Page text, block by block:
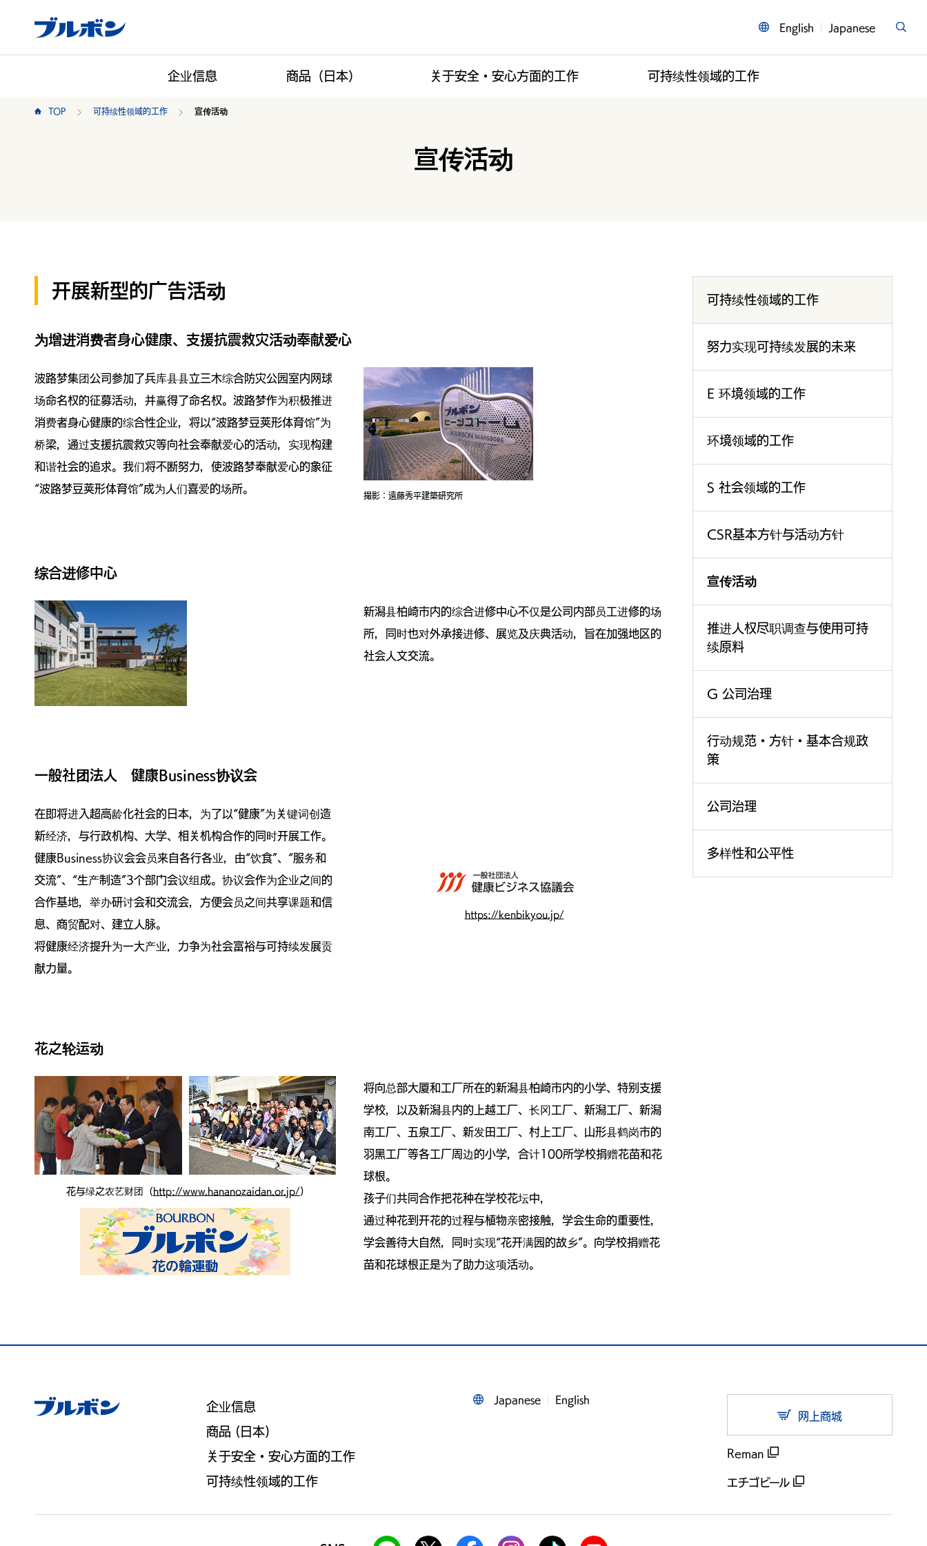
English Japanese
企业信息 商品（日本） 关于安全・安心方面的工作 可持续性领域的工作
TOP 可持续性领域的工作 宣传活动
宣传活动
开展新型的广告活动
为增进消费者身心健康、支援抗震救灾活动奉献爱心
撮影：遠藤秀平建築研究所
波路梦集团公司参加了兵库县县立三木综合防灾公园室内网球
场命名权的征募活动，并赢得了命名权。波路梦作为积极推进
消费者身心健康的综合性企业，将以“波路梦豆荚形体育馆”为
桥梁，通过支援抗震救灾等向社会奉献爱心的活动，实现构建
和谐社会的追求。我们将不断努力，使波路梦奉献爱心的象征
“波路梦豆荚形体育馆”成为人们喜爱的场所。
综合进修中心
新潟县柏崎市内的综合进修中心不仅是公司内部员工进修的场
所，同时也对外承接进修、展览及庆典活动，旨在加强地区的
社会人文交流。
一般社团法人 健康Business协议会
https://kenbikyou.jp/
在即将进入超高龄化社会的日本，为了以“健康”为关键词创造
新经济，与行政机构、大学、相关机构合作的同时开展工作。
健康Business协议会会员来自各行各业，由“饮食”、“服务和
交流”、“生产制造”3个部门会议组成。协议会作为企业之间的
合作基地，举办研讨会和交流会，方便会员之间共享课题和信
息、商贸配对、建立人脉。
将健康经济提升为一大产业，力争为社会富裕与可持续发展贡
献力量。
花之轮运动
花与绿之农艺财团 （ http://www.hananozaidan.or.jp/)
将向总部大厦和工厂所在的新潟县柏崎市内的小学、特别支援
学校，以及新潟县内的上越工厂、长冈工厂、新潟工厂、新潟
南工厂、五泉工厂、新发田工厂、村上工厂、山形县鹤岗市的
羽黑工厂等各工厂周边的小学，合计100所学校捐赠花苗和花
球根。
孩子们共同合作把花种在学校花坛中，
通过种花到开花的过程与植物亲密接触，学会生命的重要性，
学会善待大自然，同时实现“花开满园的故乡”。向学校捐赠花
苗和花球根正是为了助力这项活动。
可持续性领域的工作
努力实现可持续发展的未来
E 环境领域的工作
环境领域的工作
S 社会领域的工作
CSR基本方针与活动方针
宣传活动
推进人权尽职调查与使用可持
续原料
G 公司治理
行动规范・方针・基本合规政
策
公司治理
多样性和公平性
企业信息
商品 (日本)
关于安全・安心方面的工作
可持续性领域的工作
Japanese English
网上商城
Reman
エチゴビール